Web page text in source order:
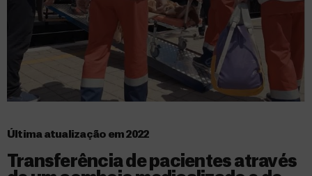
Última atualização em 2022
Transferência de pacientes através